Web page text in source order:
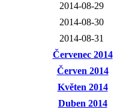
2014-08-29
2014-08-30
2014-08-31
Červenec 2014
Červen 2014
Květen 2014
Duben 2014